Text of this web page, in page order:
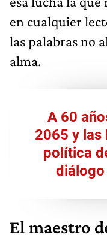
en cualquier
las palabras no
alma.
A 60
2065 y las
política
diálogo
El maestro